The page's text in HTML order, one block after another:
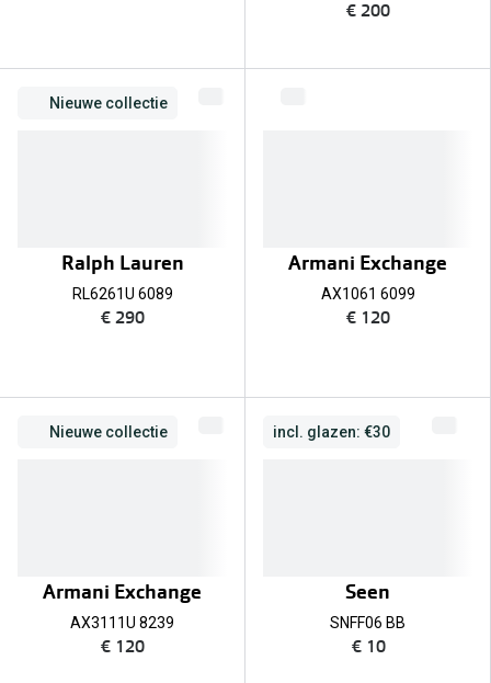
€ 200
Nieuwe collectie
Ralph Lauren
RL6261U 6089
€ 290
Armani Exchange
AX1061 6099
€ 120
Nieuwe collectie
Armani Exchange
AX3111U 8239
€ 120
incl. glazen: €30
Seen
SNFF06 BB
€ 10